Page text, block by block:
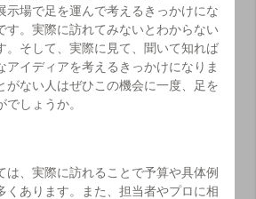
示場で足を運んで考えるきっかけにな
す。実際に訪れてみないとわからない
。そして、実際に見て、聞いて知れば
アイディアを考えるきっかけになりま
がない人はぜひこの機会に一度、足を
しょうか。
は、実際に訪れることで予算や具体例
くあります。また、担当者やプロに相